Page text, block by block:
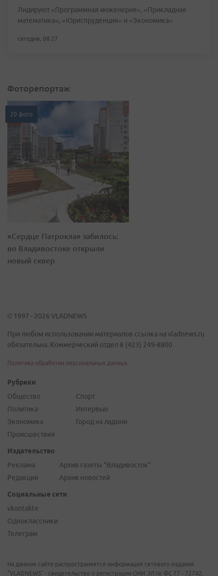
Лидируют «Программная инженерия», «Прикладная
математика», «Юриспруденция» и «Экономика»
сегодня, 08:27
Фоторепортаж
20 фото
«Сердце Патрокла» забилось:
во Владивостоке открыли
новый сквер
© 1997 - 2026 VLADNEWS
При любом использовании материалов ссылка на vladnews.ru
обязательна. Коммерческий отдел 8 (423) 249-8800
Политика обработки персональных данных
Рубрики
Общество
Политика
Экономика
Происшествия
Спорт
Интервью
Город на ладони
Издательство
Реклама
Редакция
Архив газеты "Владивосток"
Архив новостей
Социальные сети
vkontakte
Одноклассники
Телеграм
На данном сайте распространяется информация сетевого издания
"VLADNEWS" - свидетельство о регистрации СМИ ЭЛ № ФС 77 - 72742,